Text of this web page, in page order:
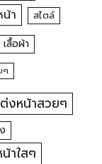
า สไตล์
เสื้อผ้า
ๆ
งหน้าสวยๆ
าใสๆ